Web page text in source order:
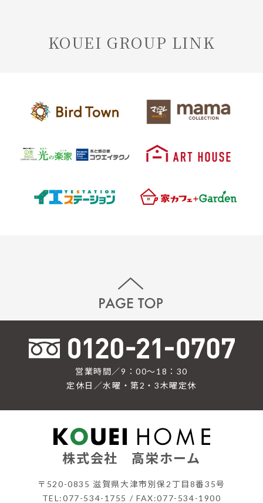
KOUEI GROUP LINK
営業時間／9：00〜18：30
定休日／水曜・第2・3木曜定休
株式会社 高栄ホーム
〒520-0835 滋賀県大津市別保2丁目8番35号
TEL:077-534-1755 / FAX:077-534-1900